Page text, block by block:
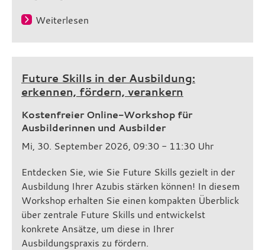
Weiterlesen
Future Skills in der Ausbildung:
erkennen, fördern, verankern
Kostenfreier Online-Workshop für
Ausbilderinnen und Ausbilder
Mi, 30. September 2026, 09:30 - 11:30 Uhr
Entdecken Sie, wie Sie Future Skills gezielt in der
Ausbildung Ihrer Azubis stärken können! In diesem
Workshop erhalten Sie einen kompakten Überblick
über zentrale Future Skills und entwickelst
konkrete Ansätze, um diese in Ihrer
Ausbildungspraxis zu fördern.